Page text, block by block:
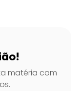
matéria com